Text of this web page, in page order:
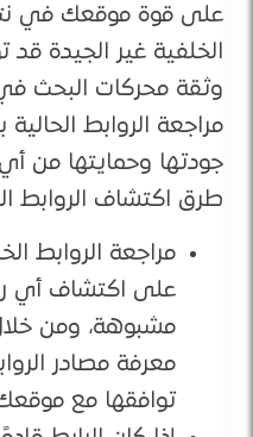
على قوة موقعك في
الخلفية غير الجيدة قد
وثقة محركات البحث
مراجعة الروابط
جودتها وحمايتها من
طرق اكتشاف الروابط
مراجعة الروابط
على اكتشاف أي
مشبوهة، ومن
معرفة مصادر
توافقها مع